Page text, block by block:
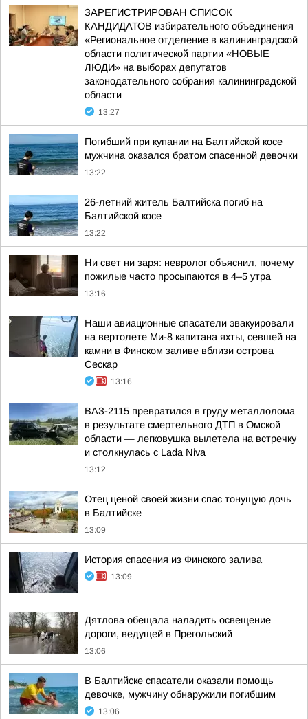
ЗАРЕГИСТРИРОВАН СПИСОК
КАНДИДАТОВ избирательного объединения
«Региональное отделение в калининградской
области политической партии «НОВЫЕ
ЛЮДИ» на выборах депутатов
законодательного собрания калининградской
области
13:27
Погибший при купании на Балтийской косе
мужчина оказался братом спасенной девочки
13:22
26-летний житель Балтийска погиб на
Балтийской косе
13:22
Ни свет ни заря: невролог объяснил, почему
пожилые часто просыпаются в 4–5 утра
13:16
Наши авиационные спасатели эвакуировали
на вертолете Ми-8 капитана яхты, севшей на
камни в Финском заливе вблизи острова
Сескар
13:16
ВАЗ-2115 превратился в груду металлолома
в результате смертельного ДТП в Омской
области — легковушка вылетела на встречку
и столкнулась с Lada Niva
13:12
Отец ценой своей жизни спас тонущую дочь
в Балтийске
13:09
История спасения из Финского залива
13:09
Дятлова обещала наладить освещение
дороги, ведущей в Прегольский
13:06
В Балтийске спасатели оказали помощь
девочке, мужчину обнаружили погибшим
13:06